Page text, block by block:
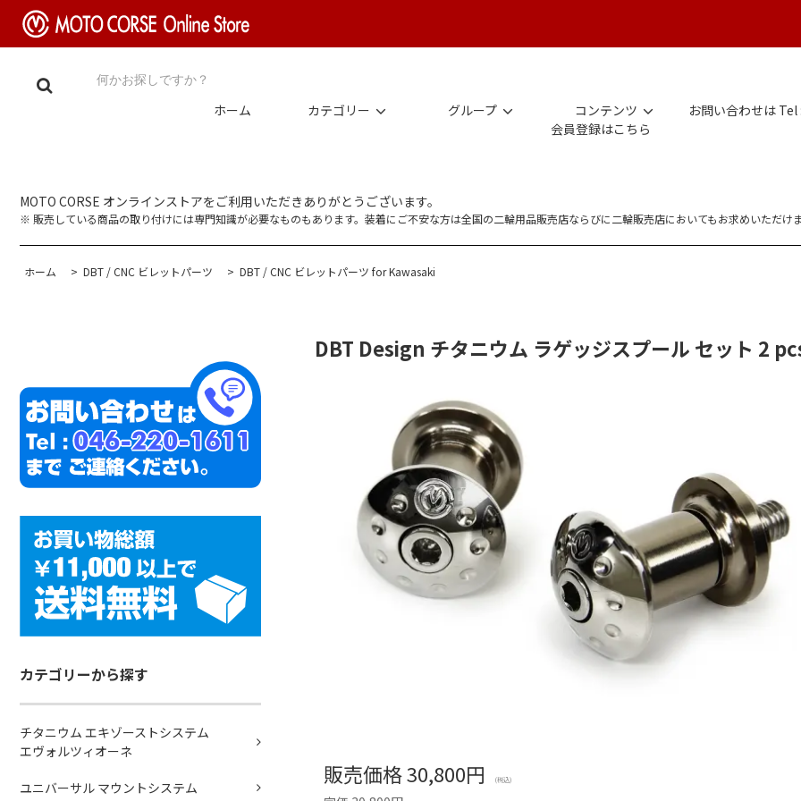
ホーム カテゴリー グループ コンテンツ
お問い合わせは
会員登録はこちら
MOTO CORSE オンラインストアをご利用いただきありがとうございます。
※ 販売している商品の取り付けには専門知識が必要なものもあります。装着にご不安な方は全国の二輪用品販売店ならびに二輪販売店においてもお求めいただ
ホーム > DBT / CNC ビレットパーツ > DBT / CNC ビレットパーツ for Kawasaki
カテゴリーから探す
チタニウム エキゾーストシステム
エヴォルツィオーネ
ユニバーサル マウントシステム
DBT Design チタニウム ラゲッジスプール セット 2
販売価格30,800円 (税込)